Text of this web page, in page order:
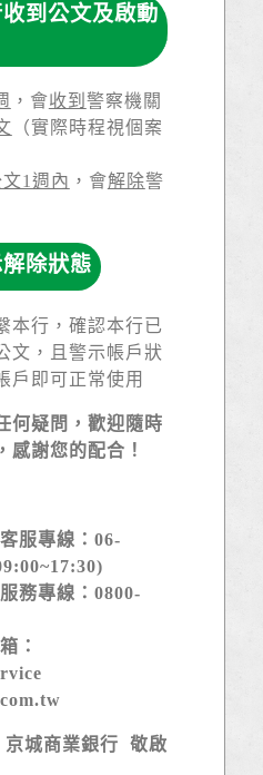
到公文及啟動
，會收到 警察機關
（實際時程視個案
1週內 ，會解除警
除狀態
本行，確認本行已
文，且警示帳戶狀
戶即可正常使用
何疑問，歡迎隨時
感謝您的配合！
服專線：06-
務專線：0800-
：
京城商業銀行 敬啟